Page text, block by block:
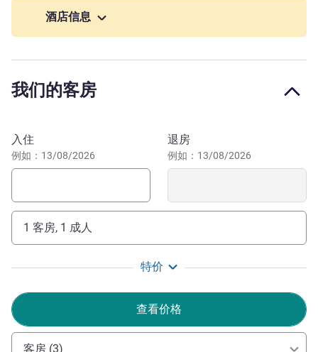
欢迎您的到来。这家位于滨海夏朗德省的三星级酒店地理位
置优越，坐落于海滩和拉罗谢尔充满活力的市中心之间，是
友好并且靠近热门景点的住宿体验：老港、水族馆和历史街
欢迎光临米尼米斯区，这里是探索拉罗谢尔、港口和塔楼
的理想之地。我们期待您入住宜必思尚品拉罗谢尔中心米尼
Stéphanie GIRARDEAU 酒店管理
酒店信息
我们的客房
预订此酒店
入住
例如：13/08/2026
退房
例如：13/08/2026
1 客房, 1 成人
特价
查看价格
客房 (3)